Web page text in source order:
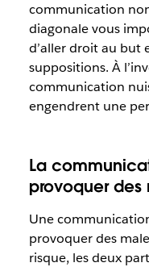
communication
diagonale vous
d’aller droit au but
suppositions. À
communication
engendrent une
La
provoquer des
Une
provoquer des
risque, les deux